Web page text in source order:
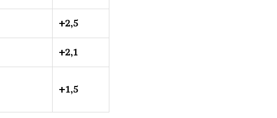
+2,5
+2,1
+1,5